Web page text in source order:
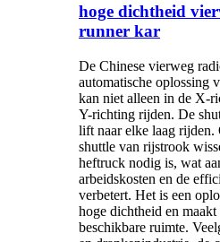
hoge dichtheid
runner kar
De Chinese vierweg
automatische oplossing
kan niet alleen in de X-
Y-richting rijden. De
lift naar elke laag rijden.
shuttle van rijstrook
heftruck nodig is, wat
arbeidskosten en de
verbetert. Het is een
hoge dichtheid en
beschikbare ruimte.